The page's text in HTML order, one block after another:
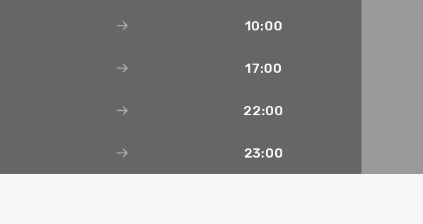
10:00
17:00
22:00
23:00